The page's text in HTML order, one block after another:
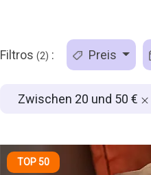
Filtros (2) : Preis
Zwischen 20 und 50 €
TOP 50